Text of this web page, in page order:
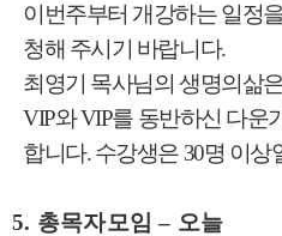
이번주부터 개강하는 일정
청해 주시기 바랍니다.
최영기 목사님의 생명의삶
VIP와VIP를 동반하신 다운
합니다.수강생은 30명 이상
5. 총목자모임– 오늘